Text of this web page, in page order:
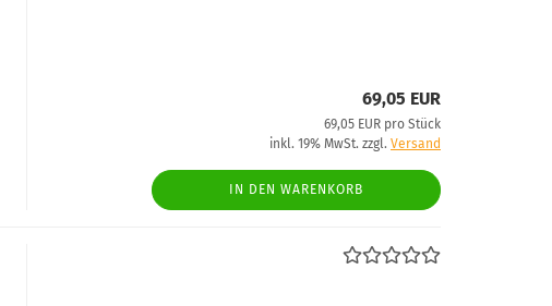
69,05 EUR
69,05 EUR pro Stück
inkl. 19% MwSt. zzgl. Versand
IN DEN WARENKORB